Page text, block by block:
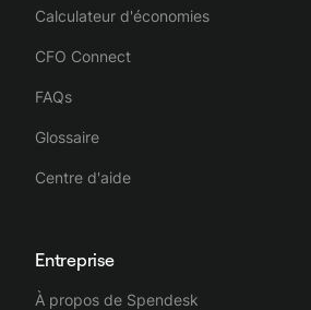
Calculateur d'économies
CFO Connect
FAQs
Glossaire
Centre d'aide
Entreprise
À propos de Spendesk